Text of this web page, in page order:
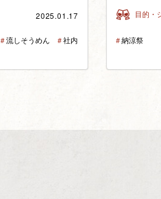
2025.01.17
＃流しそうめん ＃社内
目的・
＃納涼祭